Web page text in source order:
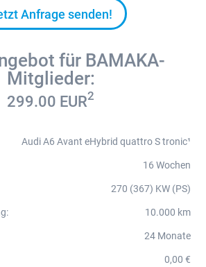
Anfrage senden!
für BAMAKA-
Mitglieder:
299.00 EUR2
Audi A6 Avant eHybrid quattro S tronic¹
16 Wochen
270 (367) KW (PS)
:
10.000 km
24 Monate
0,00 €